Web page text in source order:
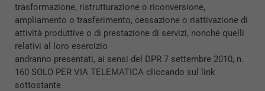
trasformazione, ristrutturazione o riconversione,
ampliamento o trasferimento, cessazione o riattivazione di
attività produttive o di prestazione di servizi, nonché quelli
relativi al loro esercizio
andranno presentati, ai sensi del DPR 7 settembre 2010, n.
160 SOLO PER VIA TELEMATICA cliccando sul link
sottostante